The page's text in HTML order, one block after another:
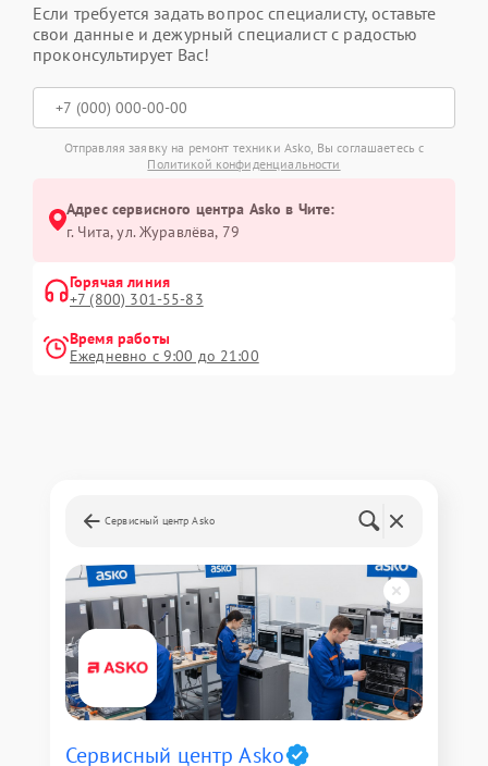
Если требуется задать вопрос специалисту, оставьте
свои данные и дежурный специалист с радостью
проконсультирует Вас!
Отправляя заявку на ремонт техники Asko, Вы соглашаетесь с
Политикой конфиденциальности
Адрес сервисного центра Asko в Чите:
г. Чита, ул. Журавлёва, 79
Горячая линия
+7 (800) 301-55-83
Время работы
Ежедневно с 9:00 до 21:00
Сервисный центр Asko
Сервисный центр Asko